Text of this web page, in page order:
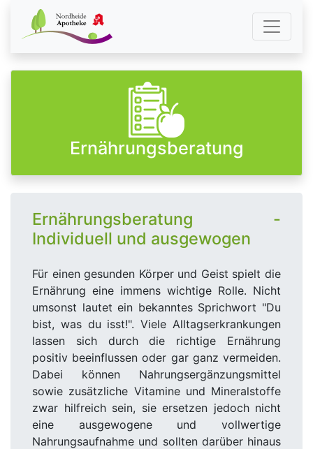
Ernährungsberatung
Ernährungsberatung -
Individuell und ausgewogen
Für einen gesunden Körper und Geist spielt die
Ernährung eine immens wichtige Rolle. Nicht
umsonst lautet ein bekanntes Sprichwort "Du
bist, was du isst!". Viele Alltagserkrankungen
lassen sich durch die richtige Ernährung
positiv beeinflussen oder gar ganz vermeiden.
Dabei können Nahrungsergänzungsmittel
sowie zusätzliche Vitamine und Mineralstoffe
zwar hilfreich sein, sie ersetzen jedoch nicht
eine ausgewogene und vollwertige
Nahrungsaufnahme und sollten darüber hinaus